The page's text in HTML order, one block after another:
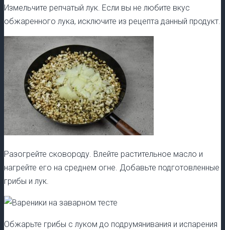
Измельчите репчатый лук. Если вы не любите вкус
обжаренного лука, исключите из рецепта данный продукт.
Разогрейте сковороду. Влейте растительное масло и
нагрейте его на среднем огне. Добавьте подготовленные
грибы и лук.
Обжарьте грибы с луком до подрумянивания и испарения